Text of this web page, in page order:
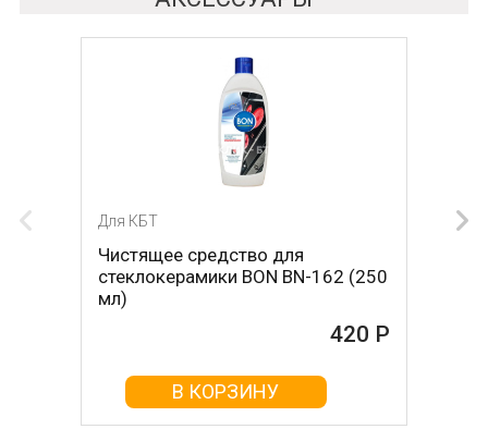
Для КБТ
Чистящее средство для
стеклокерамики BON BN-162 (250
мл)
420 Р
В КОРЗИНУ
Для КБТ
Скребок для ухода за
стеклокерамикой BON BN-603
В КОРЗИНУ